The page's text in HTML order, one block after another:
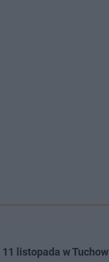
11 listopada w